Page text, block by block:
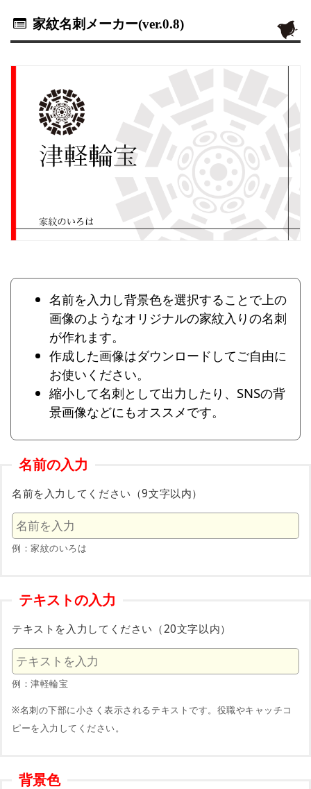
家紋名刺メーカー(ver.0.8)
名前を入力し背景色を選択することで上の
画像のようなオリジナルの家紋入りの名刺
が作れます。
作成した画像はダウンロードしてご自由に
お使いください。
縮小して名刺として出力したり、SNSの背
景画像などにもオススメです。
名前の入力
名前を入力してください（9文字以内）
例：家紋のいろは
テキストの入力
テキストを入力してください（20文字以内）
例：津軽輪宝
※名刺の下部に小さく表示されるテキストです。役職やキャッチコ
ピーを入力してください。
背景色